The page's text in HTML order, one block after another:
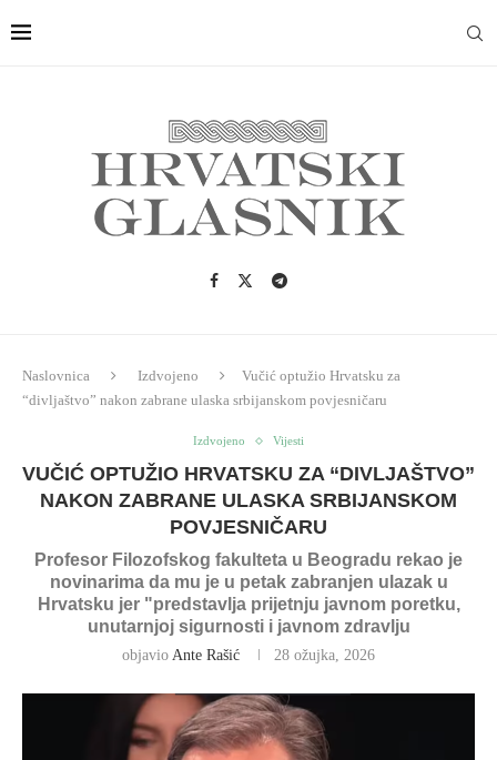
Naslovnica Izdvojeno
Vučić optužio Hrvatsku za
“divljaštvo” nakon zabrane ulaska srbijanskom povjesničaru
Izdvojeno Vijesti
VUČIĆ OPTUŽIO HRVATSKU ZA “DIVLJAŠTVO”
NAKON ZABRANE ULASKA SRBIJANSKOM
POVJESNIČARU
Profesor Filozofskog fakulteta u Beogradu rekao je
novinarima da mu je u petak zabranjen ulazak u
Hrvatsku jer "predstavlja prijetnju javnom poretku,
unutarnjoj sigurnosti i javnom zdravlju
objavio Ante Rašić 28 ožujka, 2026